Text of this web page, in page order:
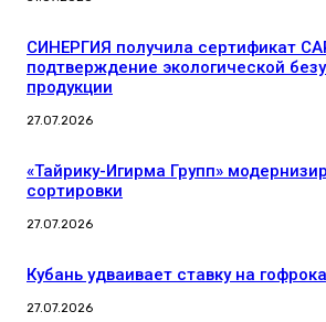
СИНЕРГИЯ получила сертификат
подтверждение экологической
продукции
27.07.2026
«Тайрику-Игирма Групп»
сортировки
27.07.2026
Кубань удваивает ставку на
27.07.2026